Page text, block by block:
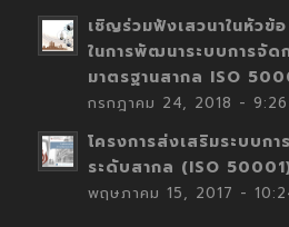
เชิญร่วมฟังเสวนาในหัวข้
ในการพัฒนาระบบการจัด
มาตรฐานสากล ISO
กรกฎาคม 24, 2018 -
โครงการส่งเสริมระบบก
ระดับสากล (ISO
พฤษภาคม 15, 2017 -